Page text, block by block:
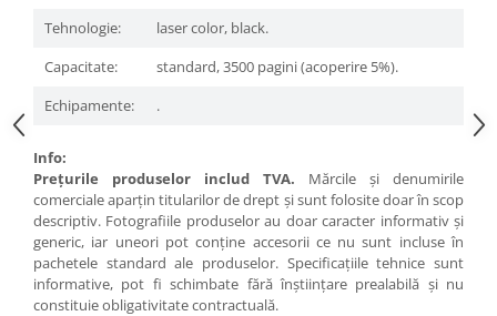
Tehnologie:
laser color, black.
Capacitate:
standard, 3500 pagini (acoperire 5%).
Echipamente:
.
Info:
Preţurile produselor includ TVA. Mărcile şi denumirile
comerciale aparţin titularilor de drept şi sunt folosite doar în scop
descriptiv. Fotografiile produselor au doar caracter informativ şi
generic, iar uneori pot conţine accesorii ce nu sunt incluse în
pachetele standard ale produselor. Specificaţiile tehnice sunt
informative, pot fi schimbate fără înştiinţare prealabilă şi nu
constituie obligativitate contractuală.